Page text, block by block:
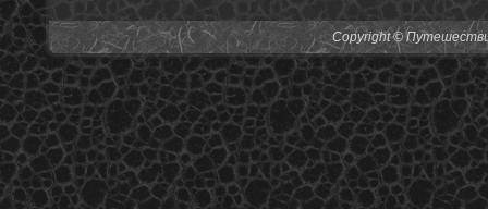
Copyright ©